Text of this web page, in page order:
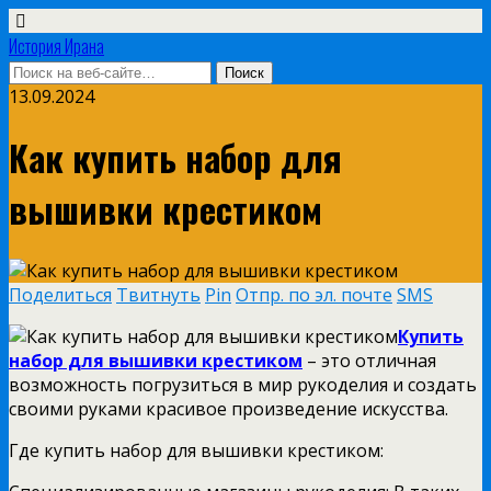
История Ирана
13.09.2024
Как купить набор для
вышивки крестиком
Поделиться Твитнуть Pin Отпр. по эл. почте SMS
Купить
набор для вышивки крестиком – это отличная
возможность погрузиться в мир рукоделия и создать
своими руками красивое произведение искусства.
Где купить набор для вышивки крестиком: